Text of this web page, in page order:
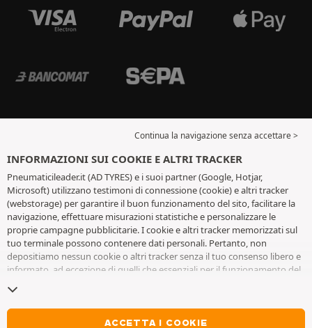
Continua la navigazione senza accettare >
INFORMAZIONI SUI COOKIE E ALTRI TRACKER
Pneumaticileader.it (AD TYRES) e i suoi partner (Google, Hotjar,
Microsoft) utilizzano testimoni di connessione (cookie) e altri tracker
(webstorage) per garantire il buon funzionamento del sito, facilitare la
navigazione, effettuare misurazioni statistiche e personalizzare le
proprie campagne pubblicitarie. I cookie e altri tracker memorizzati sul
tuo terminale possono contenere dati personali. Pertanto, non
depositiamo nessun cookie o altri tracker senza il tuo consenso libero e
informato, ad eccezione di quelli che essenziali per il funzionamento del
in qualsiasi momento andando alla
scegliere di continuare a navigare senza accettare il deposito di cookie o
altri tracker. Il rifiuto non impedisce l'accesso ai servizi AD TYRES. Per
ACCETTA I COOKIE